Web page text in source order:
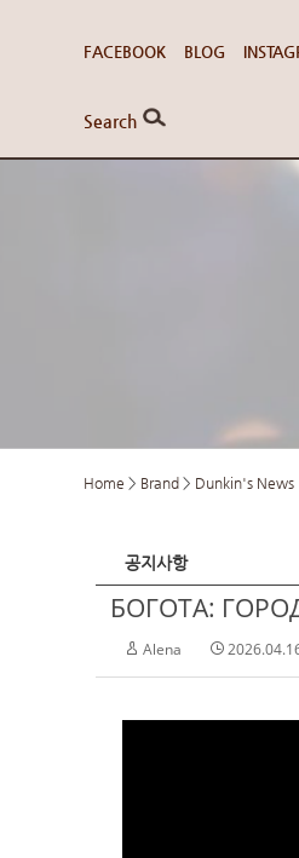
FACEBOOK BLOG
Search
Home > Brand > Dunkin's News
공지사항
БОГОТА:
Alena